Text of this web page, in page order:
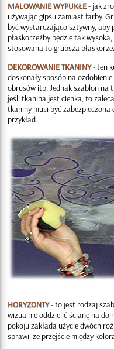
MALOWANIE WYPUKŁE- jak
używając gipsu zamiast farby.
być wystarczająco sztywny, aby
płaskorzeźby będzie tak
stosowana to grubsza
DEKOROWANIE TKANINY- ten
doskonały sposób na
obrusów itp. Jednak szablon na
jeśli tkanina jest cienka, to
tkaniny musi być zabezpieczona
przykład.
HORYZONTY- to jest rodzaj
wizualnie oddzielić ścianę na
pokoju zakłada użycie dwóch
sprawi, że przejście między